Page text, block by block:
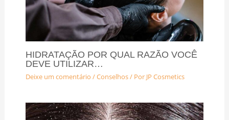
HIDRATAÇÃO POR QUAL RAZÃO VOCÊ
DEVE UTILIZAR…
Deixe um comentário /Conselhos/ Por JP Cosmetics